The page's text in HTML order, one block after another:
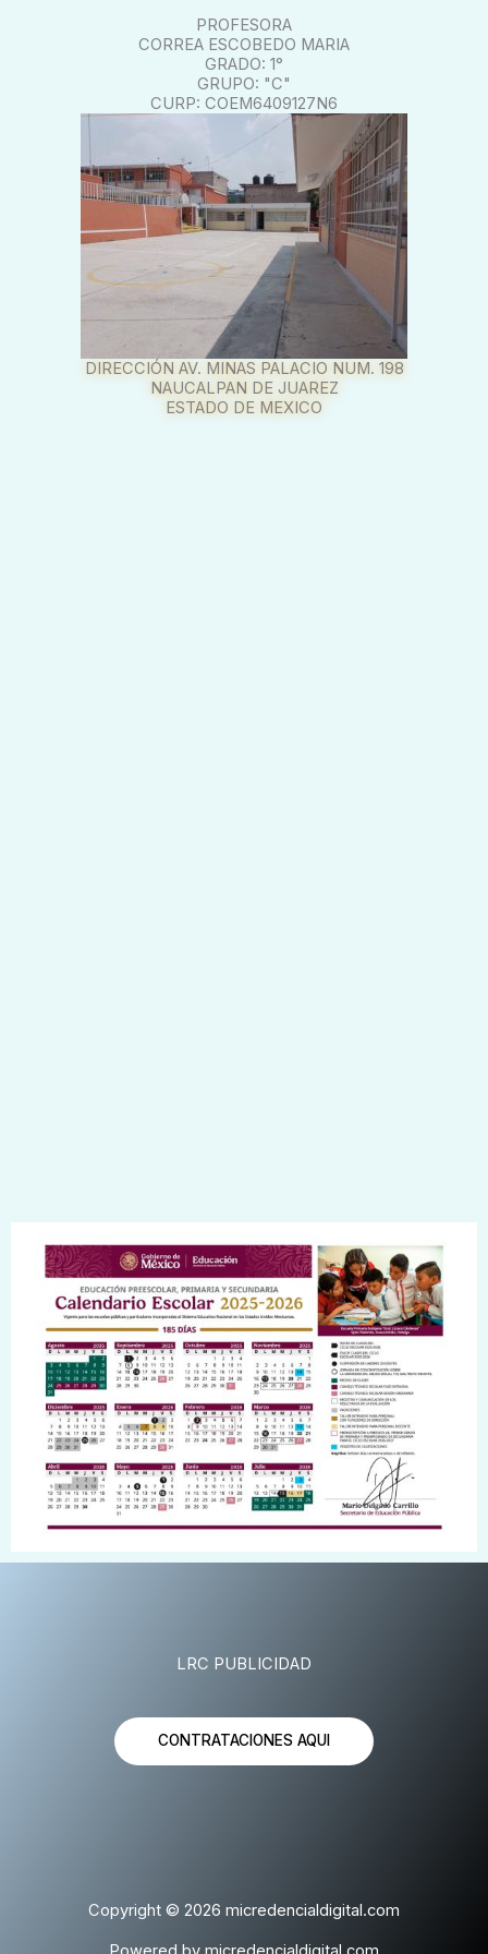
PROFESORA
CORREA ESCOBEDO MARIA
GRADO: 1°
GRUPO: "C"
CURP: COEM6409127N6
DIRECCIÓN AV. MINAS PALACIO NUM. 198
NAUCALPAN DE JUAREZ
ESTADO DE MEXICO
LRC PUBLICIDAD
CONTRATACIONES AQUI
Copyright © 2026 micredencialdigital.com